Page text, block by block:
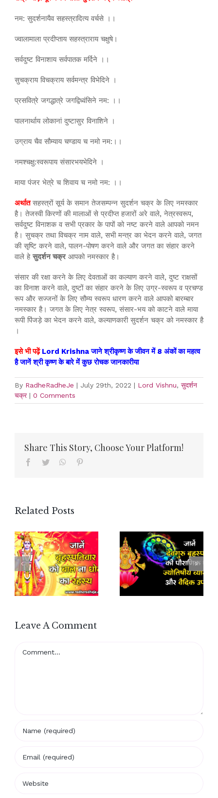
नम: सुदर्शनायैव सहस्त्रादित्य वर्चसे ।।
ज्वालामाला प्रदीप्ताय सहस्त्राराय चक्षुषे।
सर्वदुष्ट विनाशाय सर्वपातक मर्दिने ।।
सुचक्राय विचक्राय सर्वमन्त्र विभेदिने ।
प्रसवित्रे जगद्धात्रे जगद्विध्वंसिने नम: ।।
पालनार्थाय लोकानां दुष्टासुर विनाशिने ।
उग्राय चैव सौम्याय चण्डाय च नमो नम:।।
नमश्चक्षु:स्वरूपाय संसारभयभेदिने ।
माया पंजर भेत्रे च शिवाय च नमो नम: ।।
अर्थातसहस्त्रों सूर्य के समान तेजसम्पन्न सुदर्शन चक्र के लिए नमस्कार
है। तेजस्वी किरणों की मालाओं से प्रदीप्त हजारों अरे वाले, नेत्रस्वरूप,
सर्वदुष्ट विनाशक व सभी प्रकार के पापों को नष्ट करने वाले आपको नमन
है। सुचक्र तथा विचक्र नाम वाले, सभी मन्त्र का भेदन करने वाले, जगत
की सृष्टि करने वाले, पालन-पोषण करने वाले और जगत का संहार करने
वाले हे सुदर्शन चक्रआपको नमस्कार है।
संसार की रक्षा करने के लिए देवताओं का कल्याण करने वाले, दुष्ट राक्षसों
का विनाश करने वाले, दुष्टों का संहार करने के लिए उग्र-स्वरूप व प्रचण्ड
रूप और सज्जनों के लिए सौम्य स्वरूप धारण करने वाले आपको बारम्बार
नमस्कार है। जगत के लिए नेत्र स्वरूप, संसार-भय को काटने वाले माया
रूपी पिंजड़े का भेदन करने वाले, कल्याणकारी सुदर्शन चक्र को नमस्कार है
।
इसे भी पढ़ें Lord Krishna जाने श्रीकृष्ण के जीवन में 8 अंकों का महत्व
है जानें श्री कृष्ण के बारे में कुछ रोचक जानकारीया
By RadheRadheJe | July 29th, 2022 | Lord Vishnu, सुदर्शन
चक्र | 0 Comments
Share This Story, Choose Your Platform!
Facebook
Twitter WhatsApp
Related Posts
Leave A Comment